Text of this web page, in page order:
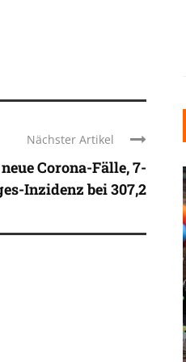
Nächster Artikel
Corona-Fälle, 7-
Inzidenz bei 307,2